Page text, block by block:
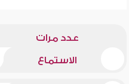
عدد مرات
الاستماع